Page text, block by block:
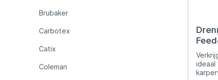
Plano
Pro
Raymarine Rapala
Brubaker
Carbotex
Catix
Coleman
ideaal